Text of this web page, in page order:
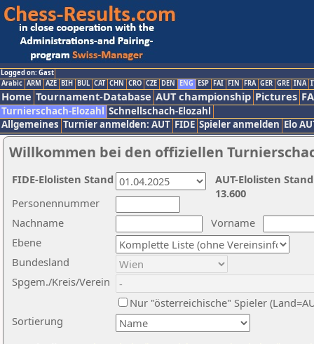
Logged on: Gast
Arabic ARM AZE BIH BUL CAT CHN CRO CZE DEN ENG ESP FAI FIN FRA GER GRE INA
Home Tournament-Database AUT championship Pictures
Turnierschach-Elozahl Schnellschach-Elozahl
Allgemeines Turnier anmelden: AUT FIDE Spieler anmelden Elo
Willkommen bei den offiziellen
Nachname
Vorname
Ebene
Sortierung
Personennummer
Bundesland
Spgem./Kreis/Verein
Nur "österreichische" Spieler
AUT-Elolisten
13.600
FIDE-Elolisten Stand